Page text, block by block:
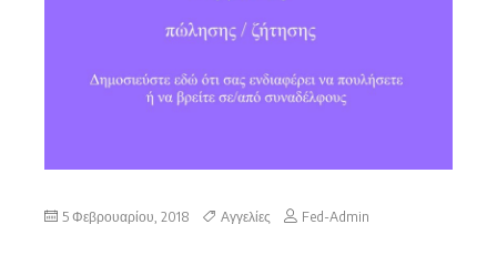
5 Φεβρουαρίου, 2018 Αγγελίες Fed-Admin